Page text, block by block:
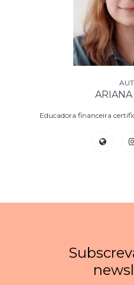
Educadora financeira